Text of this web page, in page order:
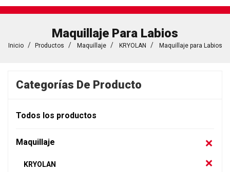
Maquillaje Para Labios
Inicio Productos Maquillaje KRYOLAN Maquillaje para Labios
Categorías De Producto
Todos los productos
Maquillaje
KRYOLAN